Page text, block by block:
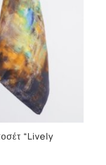
“Lively